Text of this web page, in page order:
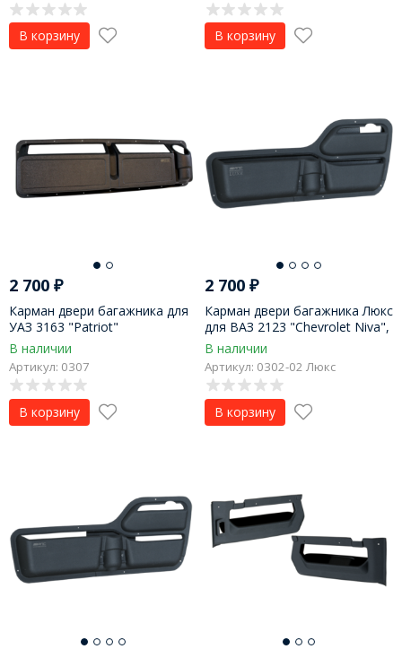
В корзину В корзину
2 700 ₽
Карман двери багажника для
УАЗ 3163 "Patriot"
В наличии
Артикул: 0307
В корзину
2 700₽
Карман двери багажника Люкс
для ВАЗ 2123 "Chevrolet Niva",
LADA Niva Legend
В наличии
Артикул: 0302-02 Люкс
В корзину